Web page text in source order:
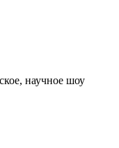
научное шоу